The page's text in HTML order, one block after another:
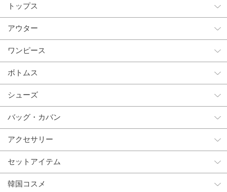
トップス
アウター
ワンピース
ボトムス
シューズ
バッグ・カバン
アクセサリー
セットアイテム
韓国コスメ